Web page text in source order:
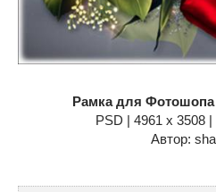
Рамка для Фотошопа
PSD | 4961 х 3508
Автор: